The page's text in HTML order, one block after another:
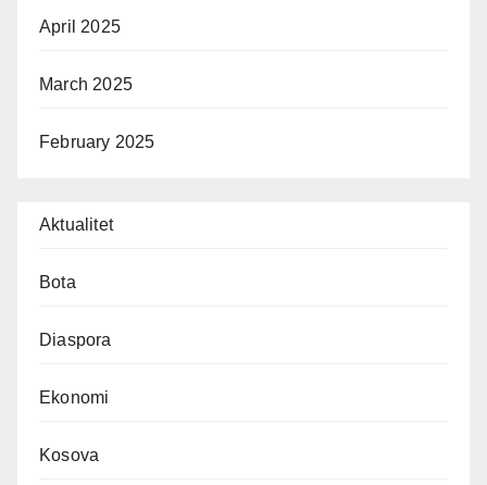
April 2025
March 2025
February 2025
Aktualitet
Bota
Diaspora
Ekonomi
Kosova